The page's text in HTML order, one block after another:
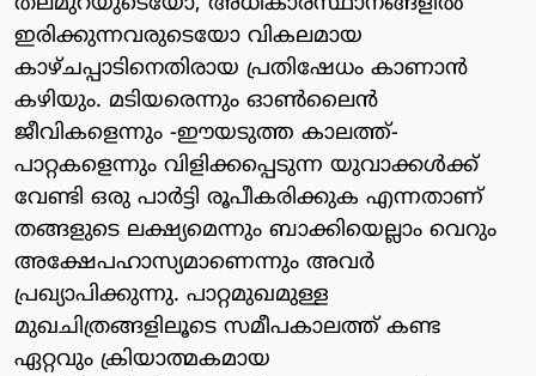
ഇരിക്കുന്നവരുടെയോ വികലമായ
കാഴ്ചപ്പാടിനെതിരായ പ്രതിഷേധം കാണാൻ
കഴിയും. മടിയരെന്നും ഓൺലൈൻ
ജീവികളെന്നും -ഈയടുത്ത കാലത്ത്-
പാറ്റകളെന്നും വിളിക്കപ്പെടുന്ന യുവാക്കൾക്ക്
വേണ്ടി ഒരു പാർട്ടി രൂപീകരിക്കുക എന്നതാണ്
തങ്ങളുടെ ലക്ഷ്യമെന്നും ബാക്കിയെല്ലാം വെറും
അക്ഷേപഹാസ്യമാണെന്നും അവർ
പ്രഖ്യാപിക്കുന്നു. പാറ്റമുഖമുള്ള
മുഖചിത്രങ്ങളിലൂടെ സമീപകാലത്ത് കണ്ട
ഏറ്റവും ക്രിയാത്മകമായ